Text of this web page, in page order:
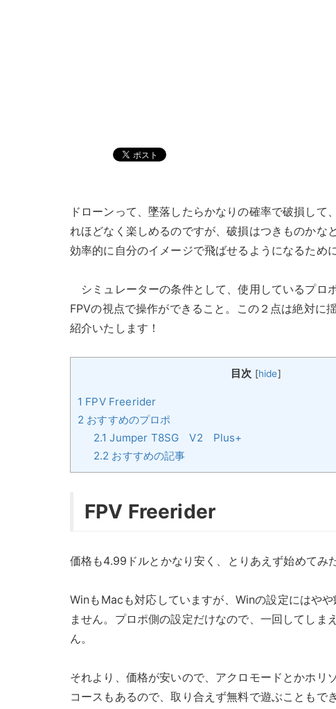
ドローンって、墜落したらかなりの確率で破損し
れほどなく楽しめるのですが、破損はつきものかな
効率的に自分のイメージで飛ばせるようになるため
シミュレーターの条件として、使用しているプロ
FPVの視点で操作ができること。この２点は絶対に
紹介いたします！
目次 [hide]
1 FPV Freerider
2 おすすめのプロポ
2.1 Jumper T8SG V2 Plus+
2.2 おすすめの記事
FPV Freerider
価格も4.99ドルとかなり安く、とりあえず始めてみ
WinもMacも対応していますが、Winの設定にはや
ません。プロポ側の設定だけなので、一回してし
ん。
それより、価格が安いので、アクロモードとかホ
コースもあるので、取り合えず無料で遊ぶこともで